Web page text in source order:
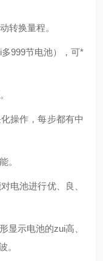
转换量程。
999节电池），可*
操作，每步都有中
。
电池进行优、良、
显示电池的zui高、
。